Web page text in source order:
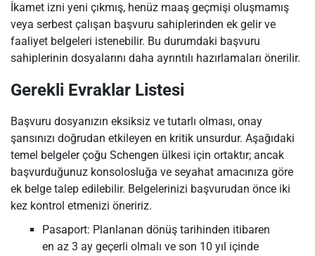
İkamet izni yeni çıkmış, henüz maaş geçmişi oluşmamış
veya serbest çalışan başvuru sahiplerinden ek gelir ve
faaliyet belgeleri istenebilir. Bu durumdaki başvuru
sahiplerinin dosyalarını daha ayrıntılı hazırlamaları önerilir.
Gerekli Evraklar Listesi
Başvuru dosyanızın eksiksiz ve tutarlı olması, onay
şansınızı doğrudan etkileyen en kritik unsurdur. Aşağıdaki
temel belgeler çoğu Schengen ülkesi için ortaktır; ancak
başvurduğunuz konsolosluğa ve seyahat amacınıza göre
ek belge talep edilebilir. Belgelerinizi başvurudan önce iki
kez kontrol etmenizi öneririz.
Pasaport: Planlanan dönüş tarihinden itibaren
en az 3 ay geçerli olmalı ve son 10 yıl içinde